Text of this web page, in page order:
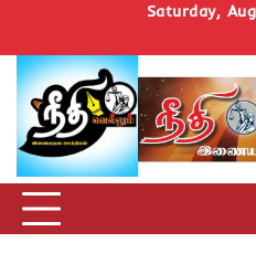
content
Saturday,
Homeசெய்திகள்
தமிழ்நாடு